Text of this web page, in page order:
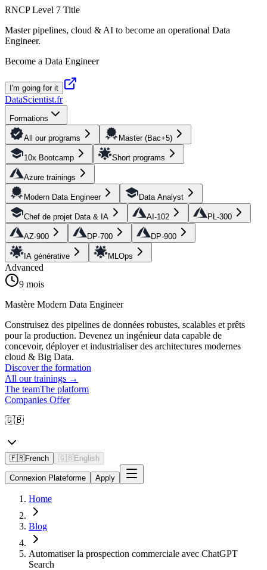
RNCP Level 7 Title
Master pipelines, cloud & AI to become an operational Data
Engineer.
Become a Data Engineer
I'm going for it
DataScientist.fr
Formations
All our programs Master (Bac+5)
10x Bootcamp Short programs
Azure trainings
Modern Data Engineer Data Analyst
Chef de projet Data & IA AI-102 PL-300
AZ-900 DP-700 DP-900
IA générative MLOps
Advanced
9 mois
Mastère Modern Data Engineer
Construisez des pipelines de données robustes, scalables et prêts
pour la production. Devenez un ingénieur data capable de
concevoir, déployer et industrialiser des architectures modernes
cloud & Big Data.
Discover the formation
All our trainings →
The teamThe platform
Companies Offer
🇬🇧
🇫🇷French 🇬🇧 English
Connexion Plateforme Apply
Home
Blog
Automatiser la prospection commerciale avec ChatGPT
Search